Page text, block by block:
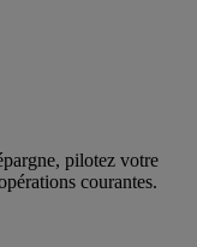
pilotez votre
courantes.